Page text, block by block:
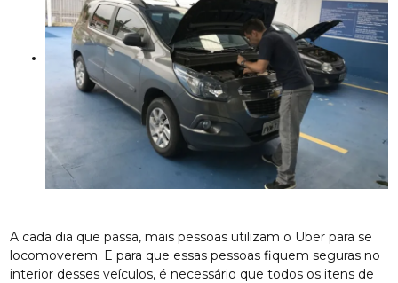
A cada dia que passa, mais pessoas utilizam o Uber para se
locomoverem. E para que essas pessoas fiquem seguras no
interior desses veículos, é necessário que todos os itens de